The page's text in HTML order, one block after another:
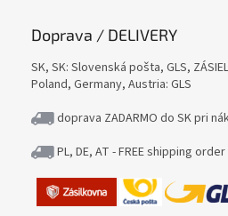
Doprava / DELIVERY
SK, SK: Slovenská pošta, GLS,
Poland, Germany, Austria: GLS
doprava ZADARMO do SK pri
PL, DE, AT - FREE shipping